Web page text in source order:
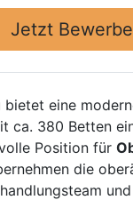
Jetzt
bietet eine
ca. 380 Betten
Position für
die